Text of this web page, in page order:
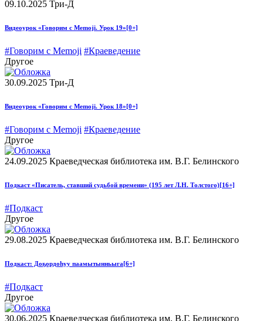
09.10.2025 Три-Д
Видеоурок «Говорим с Memoji. Урок 19» [0+]
#Говорим с Memoji #Краеведение
Другое
30.09.2025 Три-Д
Видеоурок «Говорим с Memoji. Урок 18» [0+]
#Говорим с Memoji #Краеведение
Другое
24.09.2025 Краеведческая библиотека им. В.Г. Белинского
Подкаст «Писатель, ставший судьбой времени» (195 лет Л.Н. Толстого)[16+]
#Подкаст
Другое
29.08.2025 Краеведческая библиотека им. В.Г. Белинского
Подкаст: Доҕордоһуу паамытынньыга [6+]
#Подкаст
Другое
30.06.2025 Краеведческая библиотека им. В.Г. Белинского